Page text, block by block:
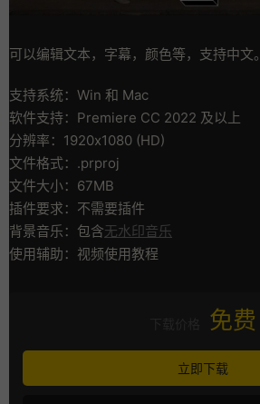
可以编辑文本，字幕，颜色等，支持中文。
支持系统：Win 和 Mac
软件支持：Premiere CC 2022 及以上
分辨率：1920x1080 (HD)
文件格式：.prproj
文件大小：67MB
插件要求：不需要插件
背景音乐：包含无水印音乐
使用辅助：视频使用教程
免费
立即下载